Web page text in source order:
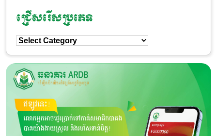
ជ្រើសរើសប្រភេទ
ជ្រើសរើស
ប្រភេទ